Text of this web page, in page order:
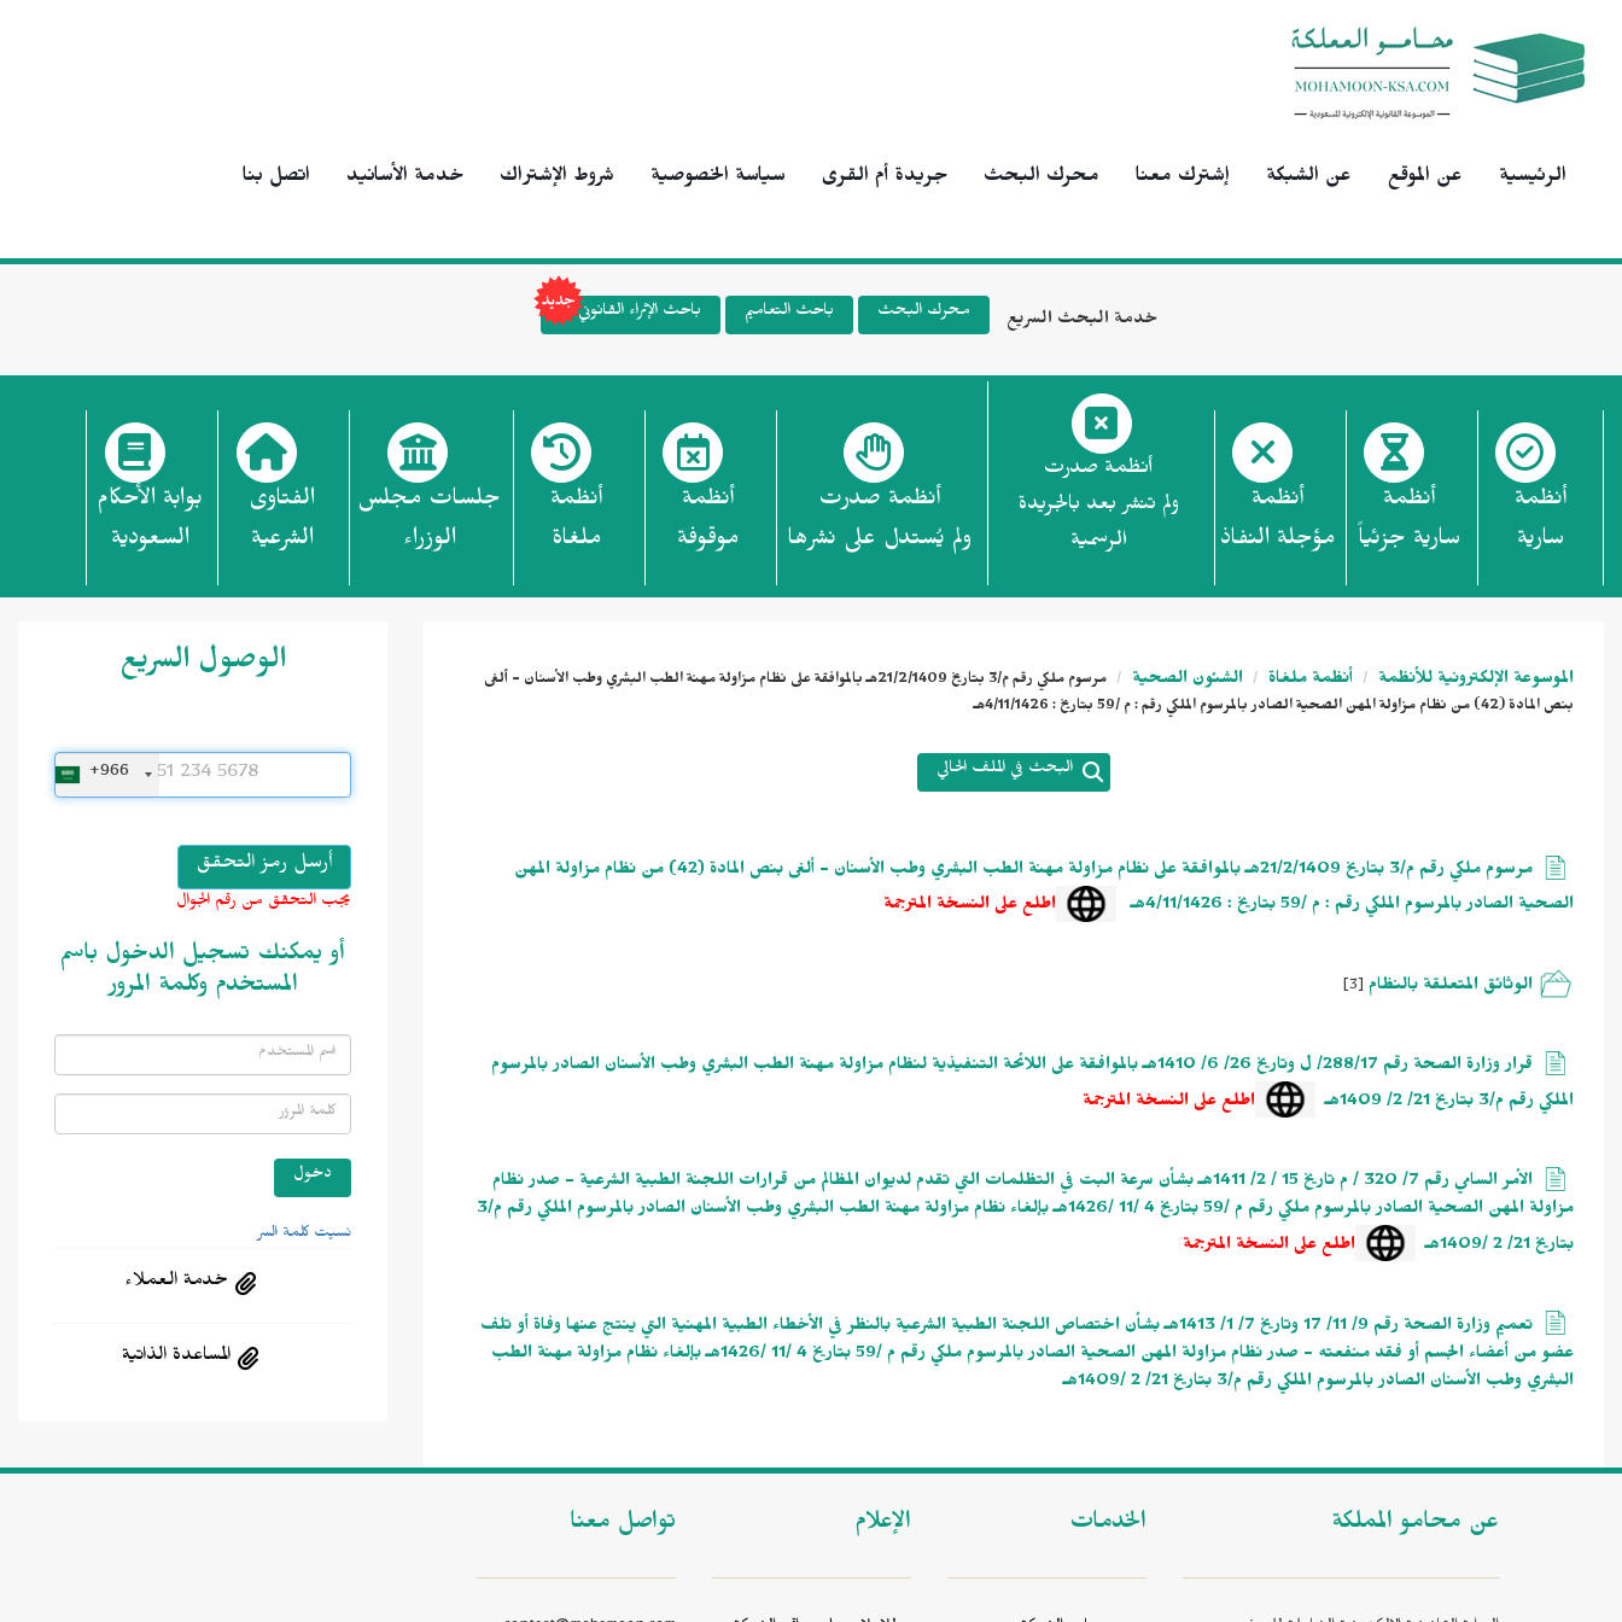
الرئيسية عن الموقع عن الشبكة إشترك معنا محرك البحث جريدة أم القرى سياسة الخصوصية شروط الإشتراك خدمة الأسانيد اتصل بنا
خدمة البحث السريع محرك البحث باحث التعاميم باحث الإثراء القانوني
أنظمة
سارية
أنظمة
سارية جزئياً
أنظمة
مؤجلة النفاذ
أنظمة صدرت
ولم تنشر بعد بالجريدة
الرسمية
أنظمة صدرت
ولم يُستدل على نشرها
أنظمة
موقوفة
أنظمة
ملغاة
جلسات مجلس
الوزراء
الفتاوى
الشرعية
بوابة الأحكام
السعودية
الموسوعة الإلكترونية للأنظمة أنظمة ملغاة الشئون الصحية
مرسوم ملكي رقم م/3 بتاريخ 21/2/1409هـ بالموافقة على نظام مزاولة مهنة الطب البشري وطب الأسنان - ألغى
بنص المادة (42) من نظام مزاولة المهن الصحية الصادر بالمرسوم الملكي رقم : م /59 بتاريخ : 4/11/1426هـ
البحث في الملف الحالي
مرسوم ملكي رقم م/3 بتاريخ 21/2/1409هـ بالموافقة على نظام مزاولة مهنة الطب البشري وطب الأسنان - ألغى بنص المادة (42) من نظام مزاولة المهن
الصحية الصادر بالمرسوم الملكي رقم : م /59 بتاريخ : 4/11/1426هـ
اطلع على النسخة المترجمة
الوثائق المتعلقة بالنظام [3]
قرار وزارة الصحة رقم 288/17/ ل وتاريخ 26/ 6/ 1410هـ بالموافقة على اللائحة التنفيذية لنظام مزاولة مهنة الطب البشري وطب الأسنان الصادر بالمرسوم
الملكي رقم م/3 بتاريخ 21/ 2/ 1409هـ
اطلع على النسخة المترجمة
الأمر السامي رقم 7/ 320 / م تاريخ 15 / 2/ 1411هـ بشأن سرعة البت في التظلمات التي تقدم لديوان المظالم من قرارات اللجنة الطبية الشرعية - صدر نظام
مزاولة المهن الصحية الصادر بالمرسوم ملكي رقم م /59 بتاريخ 4 /11 /1426هـ بإلغاء نظام مزاولة مهنة الطب البشري وطب الأسنان الصادر بالمرسوم الملكي رقم م/3
بتاريخ 21/ 2 /1409هـ
اطلع على النسخة المترجمة
تعميم وزارة الصحة رقم 9/ 11/ 17 وتاريخ 7/ 1/ 1413هـ بشأن اختصاص اللجنة الطبية الشرعية بالنظر في الأخطاء الطبية المهنية التي ينتج عنها وفاة أو تلف
عضو من أعضاء الجسم أو فقد منفعته - صدر نظام مزاولة المهن الصحية الصادر بالمرسوم ملكي رقم م /59 بتاريخ 4 /11 /1426هـ بإلغاء نظام مزاولة مهنة الطب
البشري وطب الأسنان الصادر بالمرسوم الملكي رقم م/3 بتاريخ 21/ 2 /1409هـ
الوصول السريع
+966
يجب التحقق من رقم الجوال
أو يمكنك تسجيل الدخول باسم
المستخدم وكلمة المرور
نسيت كلمة السر
خدمة العملاء
المساعدة الذاتية
عن محامو المملكة الخدمات الإعلام تواصل معنا